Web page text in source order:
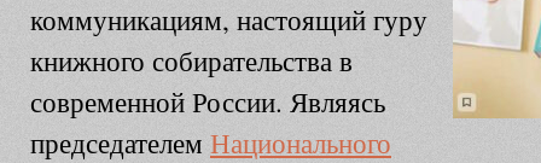
коммуникациям, настоящий гуру
книжного собирательства в
современной России. Являясь
председателем Национального